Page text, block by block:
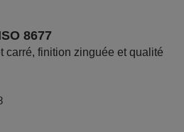
8677
carré, finition zinguée et qualité